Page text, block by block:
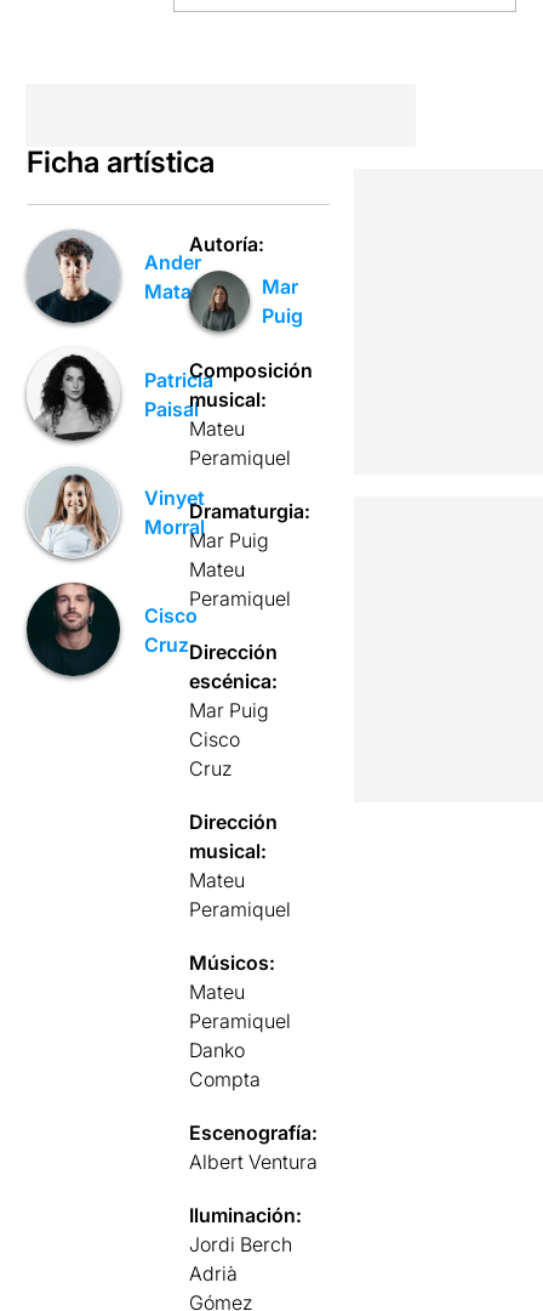
Ficha artística
Ander
Mataró
Patricia
Paisal
Vinyet
Morral
Cisco
Cruz
Autoría:
Mar
Puig
Composición
musical:
Mateu
Peramiquel
Dramaturgia:
Mar Puig
Mateu
Peramiquel
Dirección
escénica:
Mar Puig
Cisco
Cruz
Dirección
musical:
Mateu
Peramiquel
Músicos:
Mateu
Peramiquel
Danko
Compta
Escenografía:
Albert Ventura
Iluminación:
Jordi Berch
Adrià
Gómez